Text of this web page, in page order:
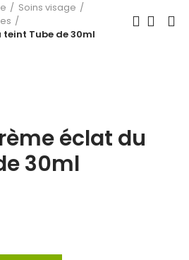
Soins visage
teint Tube de 30ml
éclat du
30ml